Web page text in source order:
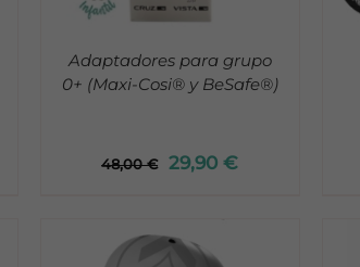
Adaptadores para grupo
0+ (Maxi-Cosi® y BeSafe®)
48,00€ 29,90€